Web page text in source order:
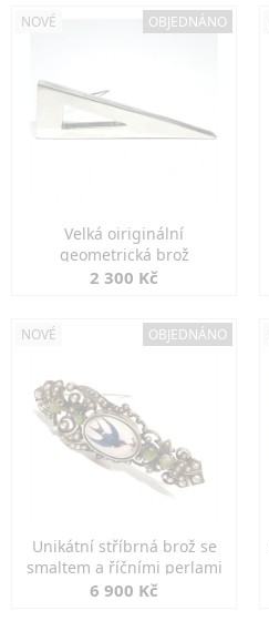
NOVÉ OBJEDNÁNO
Velká oiriginální
geometrická brož
2 300 Kč
NOVÉ OBJEDNÁNO
Unikátní stříbrná brož se
smaltem a říčními perlami
6 900 Kč